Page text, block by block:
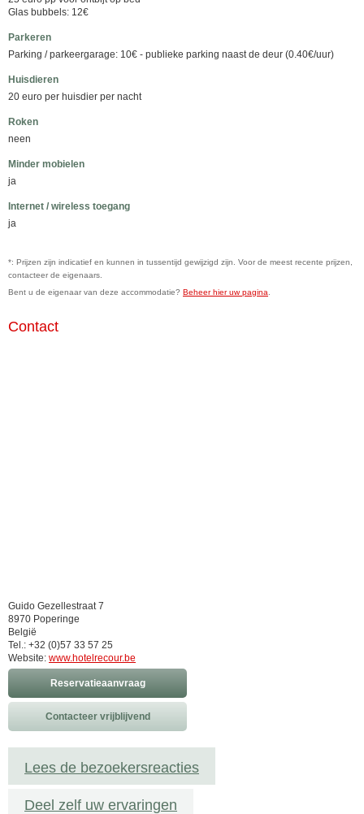
Glas bubbels: 12€
Parkeren
Parking / parkeergarage: 10€ - publieke parking naast de deur (0.40€/uur)
Huisdieren
20 euro per huisdier per nacht
Roken
neen
Minder mobielen
ja
Internet / wireless toegang
ja
*: Prijzen zijn indicatief en kunnen in tussentijd gewijzigd zijn. Voor de meest recente prijzen,
contacteer de eigenaars.
Bent u de eigenaar van deze accommodatie? Beheer hier uw pagina
Contact
Guido Gezellestraat 7
8970 Poperinge
België
Tel.: +32 (0)57 33 57 25
Website: www.hotelrecour.be
Reservatieaanvraag
Contacteer vrijblijvend
Lees de bezoekersreacties
Deel zelf uw ervaringen